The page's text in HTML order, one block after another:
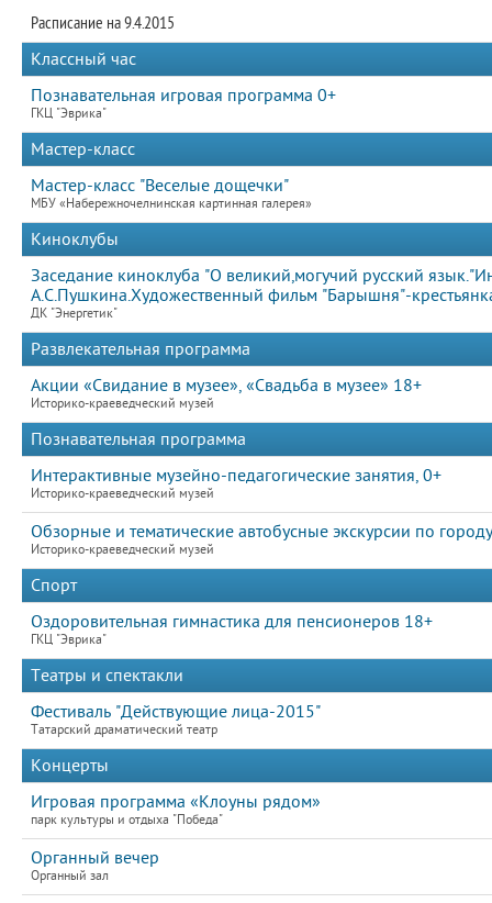
Расписание на 9.4.2015
Классный час
Познавательная игровая программа 0+
ГКЦ "Эврика"
Мастер-класс
Мастер-класс "Веселые дощечки"
МБУ «Набережночелнинская картинная галерея»
Киноклубы
Заседание киноклуба "О великий,могучий русский
А.С.Пушкина.Художественный фильм "Барышня"-
ДК "Энергетик"
Развлекательная программа
Акции «Свидание в музее», «Свадьба в музее» 18+
Историко-краеведческий музей
Познавательная программа
Интерактивные музейно-педагогические занятия, 0+
Историко-краеведческий музей
Обзорные и тематические автобусные экскурсии по
Историко-краеведческий музей
Спорт
Оздоровительная гимнастика для пенсионеров 18+
ГКЦ "Эврика"
Театры и спектакли
Фестиваль "Действующие лица-2015"
Татарский драматический театр
Концерты
Игровая программа «Клоуны рядом»
парк культуры и отдыха "Победа"
Органный вечер
Органный зал